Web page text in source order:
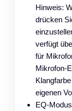
Hinweis:
drücken
verfügt
für
Mikrofon-
eigenen
EQ-